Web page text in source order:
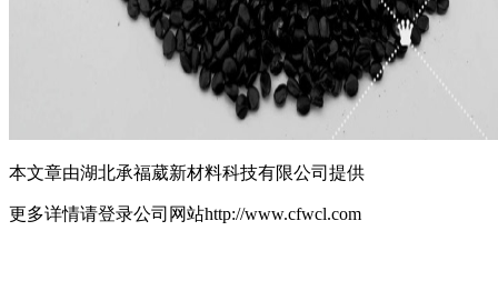
本文章由湖北承福葳新材料科技有限公司提供
更多详情请登录公司网站http://www.cfwcl.com